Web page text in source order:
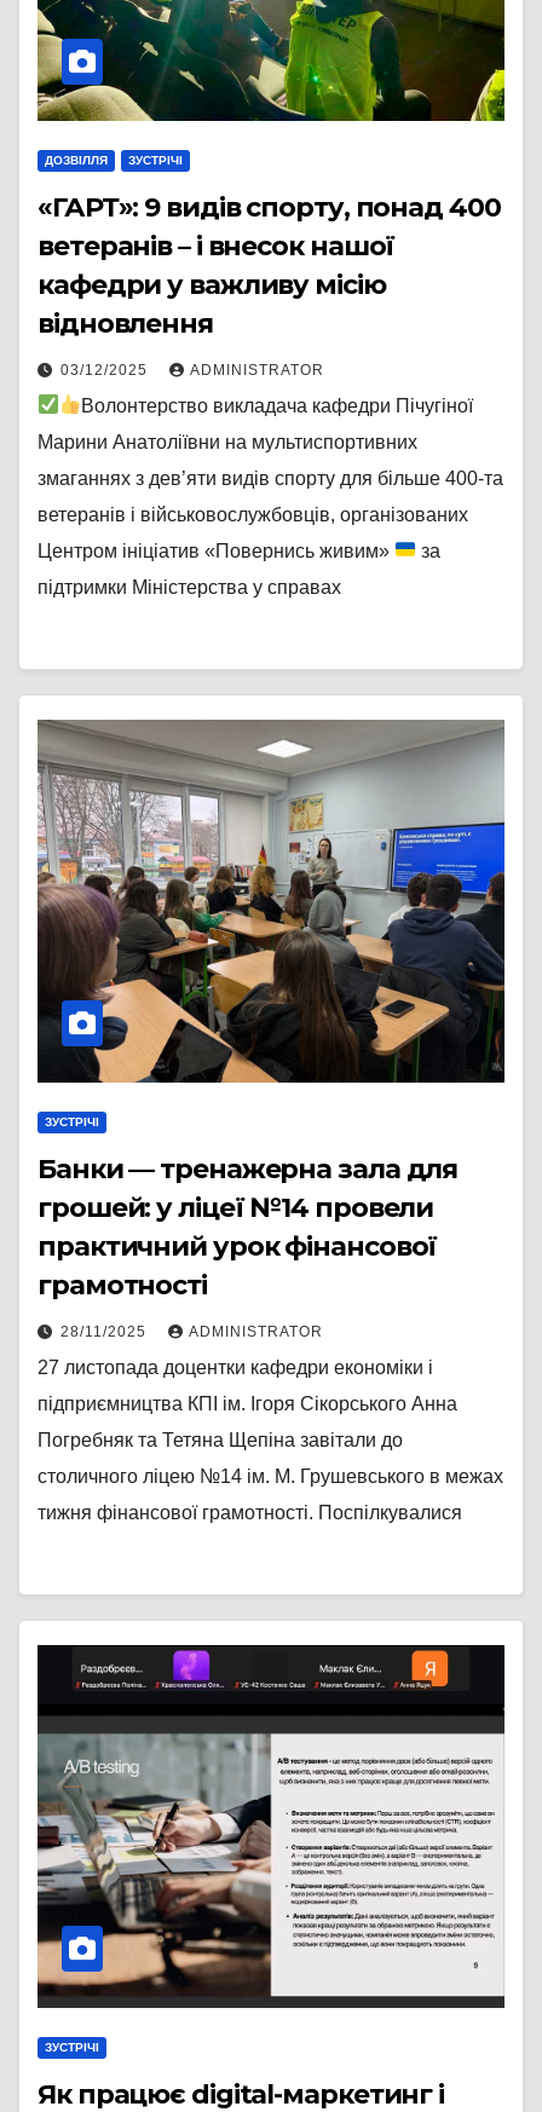
ДОЗВІЛЛЯ ЗУСТРІЧІ
«ГАРТ»: 9 видів спорту, понад 400
ветеранів – і внесок нашої
кафедри у важливу місію
відновлення
03/12/2025 ADMINISTRATOR
Волонтерство викладача кафедри Пічугіної
Марини Анатоліївни на мультиспортивних
змаганнях з дев’яти видів спорту для більше 400-та
ветеранів і військовослужбовців, організованих
Центром ініціатив «Повернись живим»
за
підтримки Міністерства у справах
ЗУСТРІЧІ
Банки — тренажерна зала для
грошей: у ліцеї №14 провели
практичний урок фінансової
грамотності
28/11/2025 ADMINISTRATOR
27 листопада доцентки кафедри економіки і
підприємництва КПІ ім. Ігоря Сікорського Анна
Погребняк та Тетяна Щепіна завітали до
столичного ліцею №14 ім. М. Грушевського в межах
тижня фінансової грамотності. Поспілкувалися
ЗУСТРІЧІ
Як працює digital-маркетинг і